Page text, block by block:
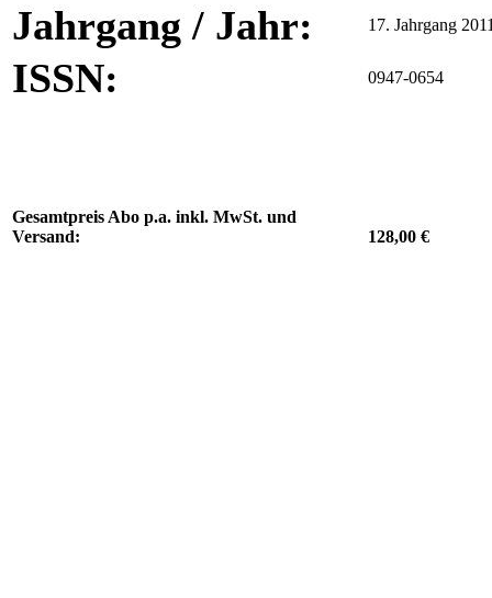
Jahrgang / Jahr: 17. Jahrgang
ISSN: 0947-0654
Gesamtpreis Abo p.a. inkl. MwSt. und
Versand:
128,00 €